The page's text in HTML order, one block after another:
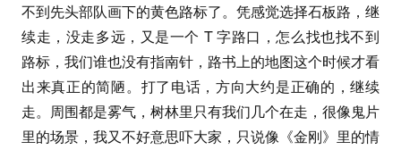
不到先头部队画下的黄色路标了。凭感觉选择石板路，继
续走，没走多远，又是一个 T 字路口，怎么找也找不到
路标，我们谁也没有指南针，路书上的地图这个时候才看
出来真正的简陋。打了电话，方向大约是正确的，继续
走。周围都是雾气，树林里只有我们几个在走，很像鬼片
里的场景，我又不好意思吓大家，只说像《金刚》里的情